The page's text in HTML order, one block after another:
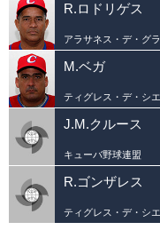
R.ロドリゲス
アラサネス・デ・グ
M.ベガ
ティグレス・デ・シ
J.M.クルース
キューバ野球連盟
R.ゴンザレス
ティグレス・デ・シ